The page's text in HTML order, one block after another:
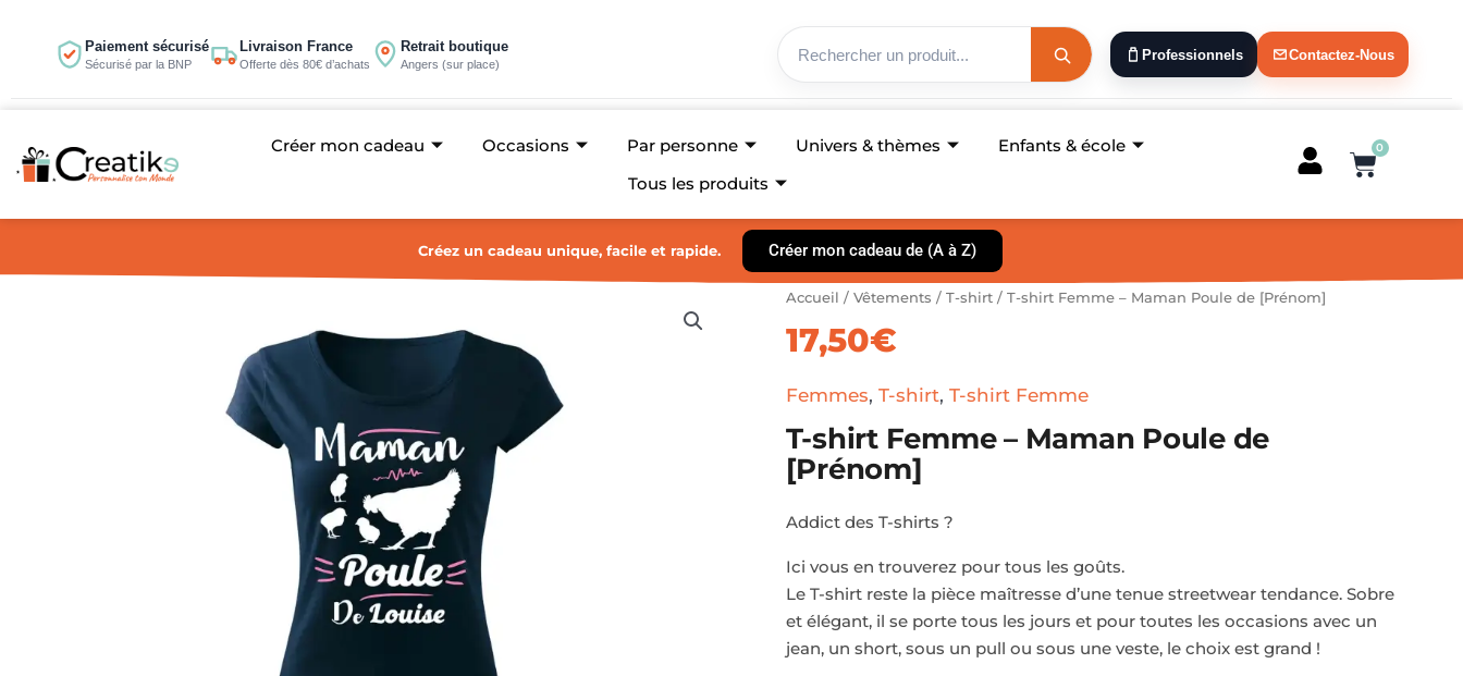
contenu
Paiement sécurisé
Sécurisé par la BNP
Livraison France
Offerte dès 80€ d’achats
Retrait boutique
Angers (sur place)
Professionnels Contactez-Nous
Créer mon cadeau Occasions Par personne Univers & thèmes
Enfants & école
Tous les produits
0
Panier
Créez un cadeau unique, facile et rapide. Créer mon cadeau de (A à Z)
Accueil / Vêtements / T-shirt/ T-shirt Femme – Maman Poule de [Prénom]
17,50€
Femmes, T-shirt, T-shirt Femme
T-shirt Femme – Maman Poule de
[Prénom]
Addict des T-shirts ?
Ici vous en trouverez pour tous les goûts.
Le T-shirt reste la pièce maîtresse d’une tenue streetwear tendance. Sobre
et élégant, il se porte tous les jours et pour toutes les occasions avec un
jean, un short, sous un pull ou sous une veste, le choix est grand !
quantité
T-
Femme
-
Maman
Poule
de